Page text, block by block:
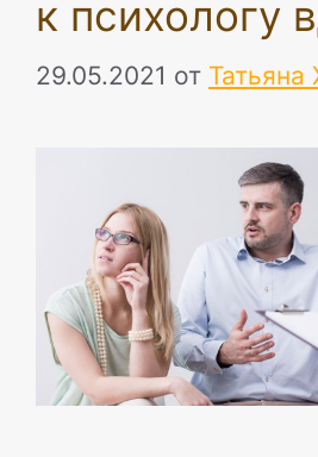
к психологу
29.05.2021 от